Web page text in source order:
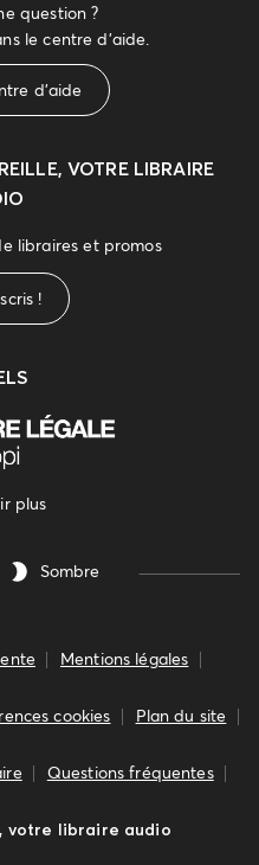
question ?
le centre d'aide.
d'aide
VOTRE LIBRAIRE
libraires et promos
!
plus
Sombre
Mentions légales
cookies Plan du site
Questions fréquentes
votre libraire audio